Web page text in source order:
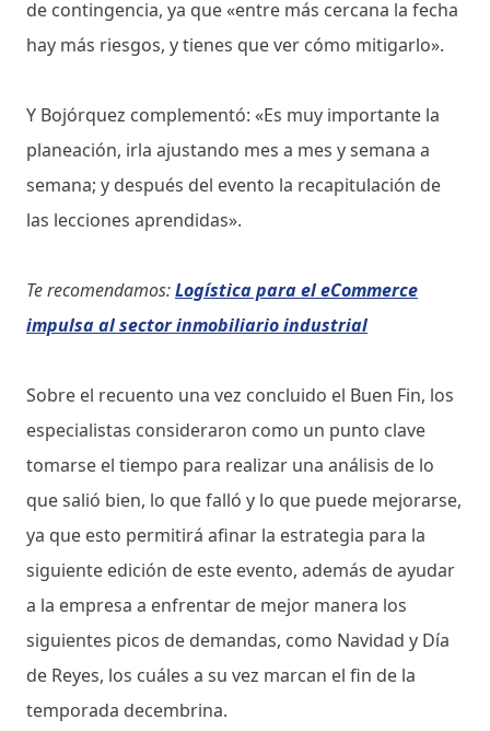
de contingencia, ya que «entre más cercana la fecha
hay más riesgos, y tienes que ver cómo mitigarlo».
Y Bojórquez complementó: «Es muy importante la
planeación, irla ajustando mes a mes y semana a
semana; y después del evento la recapitulación de
las lecciones aprendidas».
Te recomendamos:Logística para el eCommerce
impulsa al sector inmobiliario industrial
Sobre el recuento una vez concluido el Buen Fin, los
especialistas consideraron como un punto clave
tomarse el tiempo para realizar una análisis de lo
que salió bien, lo que falló y lo que puede mejorarse,
ya que esto permitirá afinar la estrategia para la
siguiente edición de este evento, además de ayudar
a la empresa a enfrentar de mejor manera los
siguientes picos de demandas, como Navidad y Día
de Reyes, los cuáles a su vez marcan el fin de la
temporada decembrina.